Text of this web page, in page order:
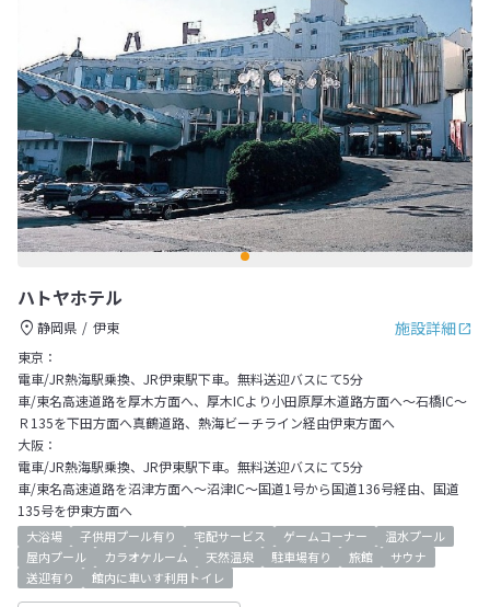
ハトヤホテル
施設詳細
静岡県
伊東
東京：
電車/JR熱海駅乗換、JR伊東駅下車。無料送迎バスにて5分
車/東名高速道路を厚木方面へ、厚木ICより小田原厚木道路方面へ～石橋IC～
Ｒ135を下田方面へ真鶴道路、熱海ビーチライン経由伊東方面へ
大阪：
電車/JR熱海駅乗換、JR伊東駅下車。無料送迎バスにて5分
車/東名高速道路を沼津方面へ～沼津IC～国道1号から国道136号経由、国道
135号を伊東方面へ
大浴場 子供用プール有り 宅配サービス ゲームコーナー
温水プール
屋内プール
カラオケルーム 天然温泉 駐車場有り 旅館
サウナ
送迎有り
館内に車いす利用トイレ